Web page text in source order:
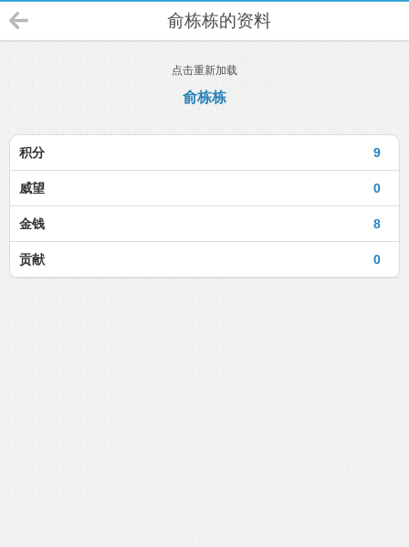
俞栋栋的资料
点击重新加载
俞栋栋
9
积分
0
威望
8
金钱
0
贡献